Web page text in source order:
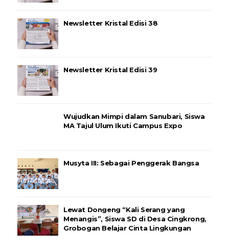
Newsletter Kristal Edisi 38
Newsletter Kristal Edisi 39
Wujudkan Mimpi dalam Sanubari, Siswa
MA Tajul Ulum Ikuti Campus Expo
Musyta III: Sebagai Penggerak Bangsa
Lewat Dongeng “Kali Serang yang
Menangis”, Siswa SD di Desa Cingkrong,
Grobogan Belajar Cinta Lingkungan